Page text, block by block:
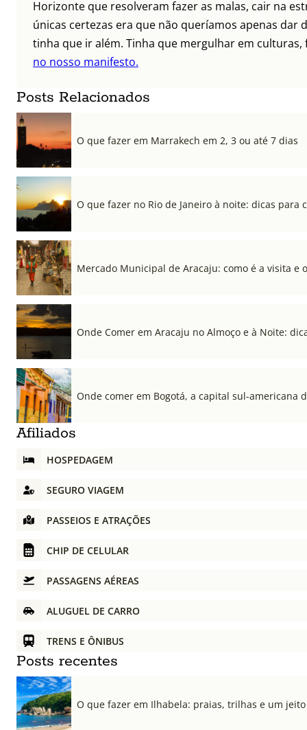
Horizonte que resolveram fazer as malas, cair na
únicas certezas era que não queríamos apenas dar
tinha que ir além. Tinha que mergulhar em
no nosso manifesto.
Posts Relacionados
O que fazer em Marrakech em 2, 3 ou até 7 dias
O que fazer no Rio de Janeiro à noite: dicas para
Mercado Municipal de Aracaju: como é a visita e
Onde Comer em Aracaju no Almoço e à Noite:
Onde comer em Bogotá, a capital sul-americana
Afiliados
HOSPEDAGEM
SEGURO VIAGEM
PASSEIOS E ATRAÇÕES
CHIP DE CELULAR
PASSAGENS AÉREAS
ALUGUEL DE CARRO
TRENS E ÔNIBUS
Posts recentes
O que fazer em Ilhabela: praias, trilhas e um